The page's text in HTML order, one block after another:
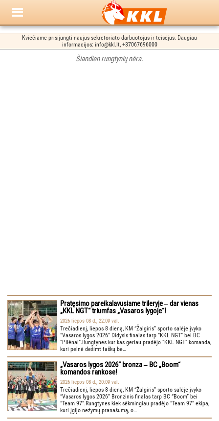
Kviečiame prisijungti naujus sekretoriato darbuotojus ir teisėjus. Daugiau
informacijos: info@kkl.lt, +37067696000
Šiandien rungtynių nėra.
Pratęsimo pareikalavusiame trileryje ‒ dar vienas
„KKL NGT“ triumfas „Vasaros lygoje“!
2026 liepos 08 d., 22:09 val.
Trečiadienį, liepos 8 dieną, KM “Žalgiris” sporto salėje įvyko
“Vasaros lygos 2026” Didysis finalas tarp “KKL NGT” bei BC
“Pilėnai”.Rungtynes kur kas geriau pradėjo “KKL NGT” komanda,
kuri pelnė dešimt taškų be…
„Vasaros lygos 2026“ bronza ‒ BC „Boom“
komandos rankose!
2026 liepos 08 d., 20:09 val.
Trečiadienį, liepos 8 dieną, KM “Žalgiris” sporto salėje įvyko
“Vasaros lygos 2026” Bronzinis finalas tarp BC “Boom” bei
“Team 97”.Rungtynes kiek sėkmingiau pradėjo “Team 97” ekipa,
kuri įgijo nežymų pranašumą, o…